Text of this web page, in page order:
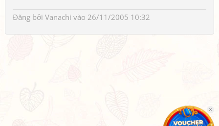
Đăng bởi Vanachi vào 26/11/2005 10:32